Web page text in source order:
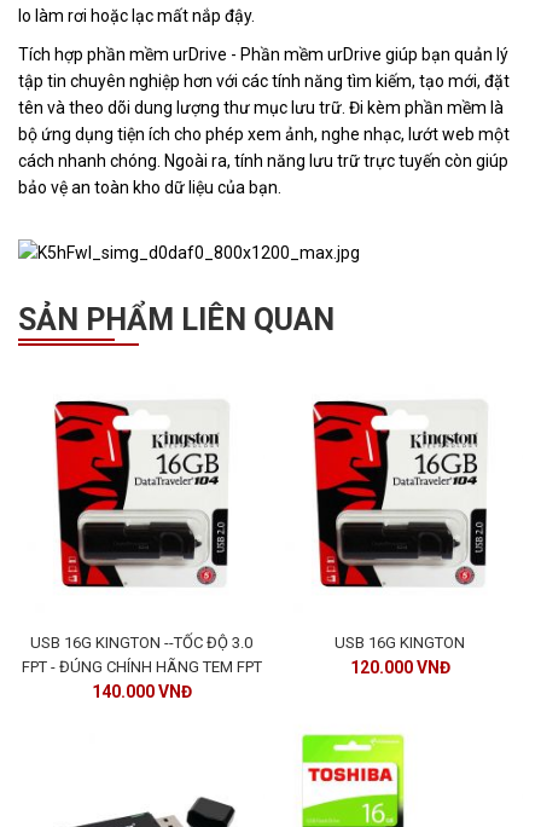
lo làm rơi hoặc lạc mất nắp đậy.
Tích hợp phần mềm urDrive - Phần mềm urDrive giúp bạn quản lý
tập tin chuyên nghiệp hơn với các tính năng tìm kiếm, tạo mới, đặt
tên và theo dõi dung lượng thư mục lưu trữ. Đi kèm phần mềm là
bộ ứng dụng tiện ích cho phép xem ảnh, nghe nhạc, lướt web một
cách nhanh chóng. Ngoài ra, tính năng lưu trữ trực tuyến còn giúp
bảo vệ an toàn kho dữ liệu của bạn.
SẢN PHẨM LIÊN QUAN
USB 16G KINGTON --TỐC ĐỘ 3.0
FPT - ĐÚNG CHÍNH HÃNG TEM FPT
140.000 VNĐ
USB 16G KINGTON
120.000 VNĐ